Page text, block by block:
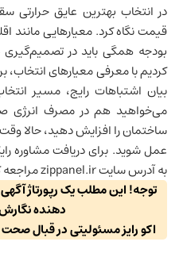
در انتخاب بهترین عایق حرارتی
قیمت نگاه کرد. معیارهایی
بودجه همگی باید در
کردیم با معرفی معیارهای
بیان اشتباهات رایج، مسیر
می‌خواهید هم در مصرف انرژی
ساختمان را افزایش دهید، حالا
عمل شوید. برای دریافت مشاوره
به آدرس سایتzippanel.irمراجعه
توجه! این مطلب یک رپورتاژ
دهنده
اکو رایز مسئولیتی در قبال